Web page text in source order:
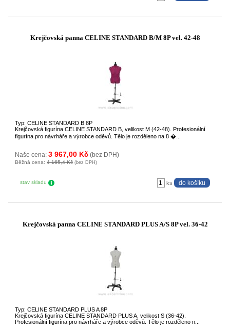
Krejčovská panna CELINE STANDARD B/M 8P vel. 42-48
Typ: CELINE STANDARD B 8P
Krejčovská figurína CELINE STANDARD B, velikost M (42-48). Profesionální
figurína pro návrháře a výrobce oděvů. Tělo je rozděleno na 8 �...
Naše cena: 3 967,00 Kč (bez DPH)
Běžná cena: 4 165,4 Kč (bez DPH)
stav skladu ks
Krejčovská panna CELINE STANDARD PLUS A/S 8P vel. 36-42
Typ: CELINE STANDARD PLUS A 8P
Krejčovská figurína CELINE STANDARD PLUS A, velikost S (36-42).
Profesionální figurína pro návrháře a výrobce oděvů. Tělo je rozděleno n...